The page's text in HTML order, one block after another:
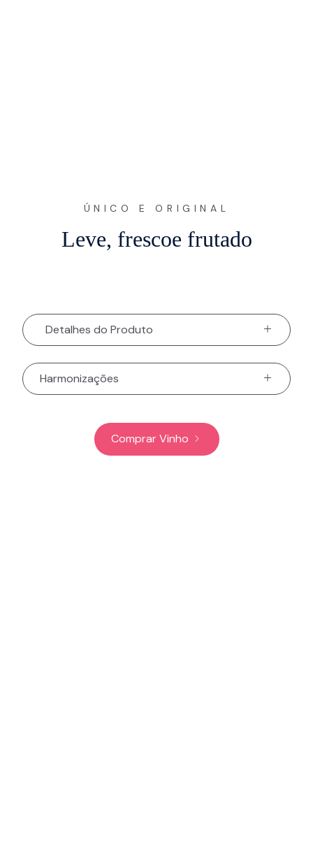
ÚNICO E ORIGINAL
Leve, frescoe frutado
Detalhes do Produto
Harmonizações
Comprar Vinho